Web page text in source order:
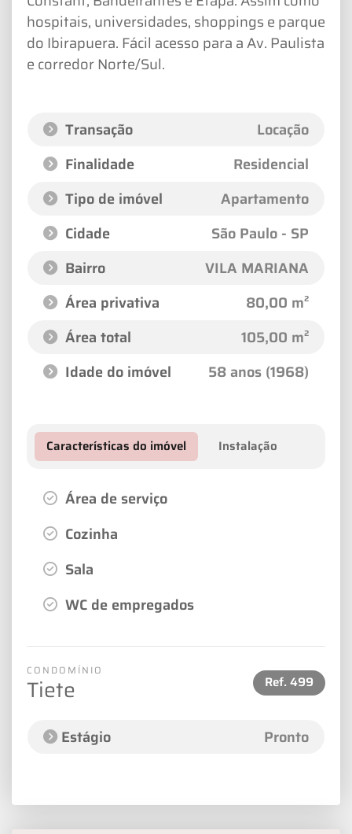
hospitais, universidades, shoppings e parque
do Ibirapuera. Fácil acesso para a Av. Paulista
e corredor Norte/Sul.
Transação
Locação
Finalidade
Residencial
Tipo de imóvel
Apartamento
Cidade
São Paulo - SP
Bairro
VILA MARIANA
Área privativa
80,00 m²
Área total
105,00 m²
Idade do imóvel
58 anos (1968)
Características do imóvel Instalação
Área de serviço
Cozinha
Sala
WC de empregados
CONDOMÍNIO
Tiete Ref. 499
Estágio Pronto